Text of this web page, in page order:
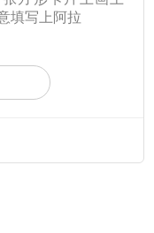
填写上阿拉